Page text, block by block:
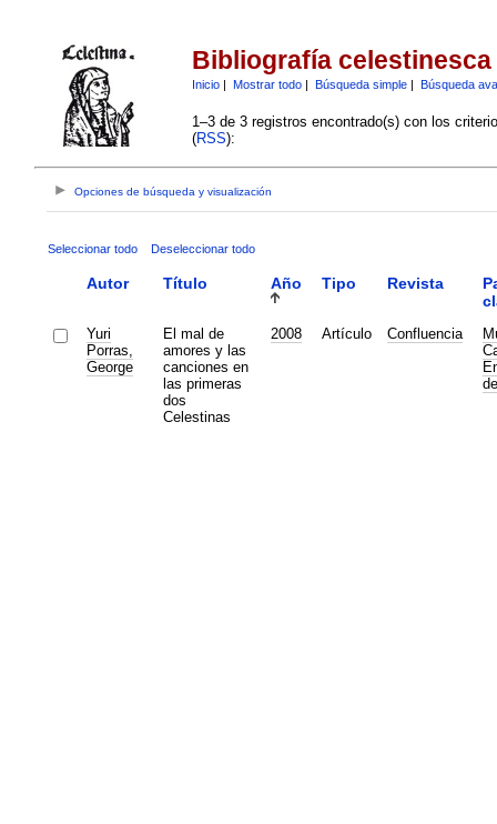
Bibliografía celestinesca
Inicio| Mostrar todo| Búsqueda simple| Búsqueda
1–3 de 3 registros encontrado(s) con los
(RSS):
Opciones de búsqueda y visualización
Seleccionar todo Deseleccionar todo
Autor Título Año Tipo Revista
Yuri
Porras,
George
El mal de
amores y las
canciones en
las primeras
dos
Celestinas
2008 Artículo Confluencia